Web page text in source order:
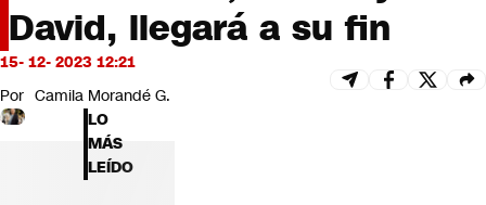
CNN tiempo
Futuro 360
David, llegará a su fin
15- 12- 2023 12:21
Por Camila Morandé G.
LO
MÁS
LEÍDO